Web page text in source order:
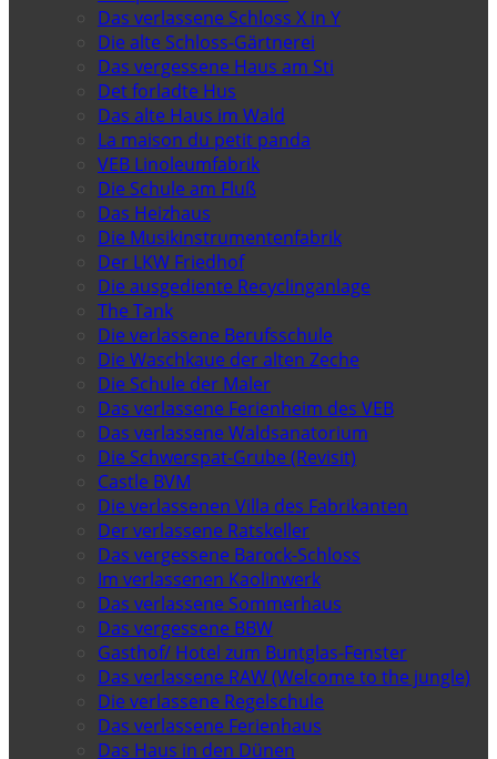
Das verlassene Schloss X in Y
Die alte Schloss-Gärtnerei
Das vergessene Haus am Sti
Det forladte Hus
Das alte Haus im Wald
La maison du petit panda
VEB Linoleumfabrik
Die Schule am Fluß
Das Heizhaus
Die Musikinstrumentenfabrik
Der LKW Friedhof
Die ausgediente Recyclinganlage
The Tank
Die verlassene Berufsschule
Die Waschkaue der alten Zeche
Die Schule der Maler
Das verlassene Ferienheim des VEB
Das verlassene Waldsanatorium
Die Schwerspat-Grube (Revisit)
Castle BVM
Die verlassenen Villa des Fabrikanten
Der verlassene Ratskeller
Das vergessene Barock-Schloss
Im verlassenen Kaolinwerk
Das verlassene Sommerhaus
Das vergessene BBW
Gasthof/ Hotel zum Buntglas-Fenster
Das verlassene RAW (Welcome to the jungle)
Die verlassene Regelschule
Das verlassene Ferienhaus
Das Haus in den Dünen